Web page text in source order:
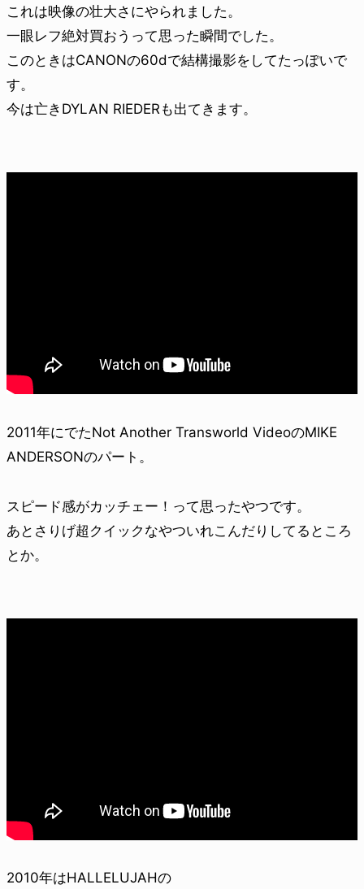
これは映像の壮大さにやられました。
一眼レフ絶対買おうって思った瞬間でした。
このときはCANONの60dで結構撮影をしてたっぽいで
す。
今は亡きDYLAN RIEDERも出てきます。
2011年にでたNot Another Transworld VideoのMIKE
ANDERSONのパート。
スピード感がカッチェー！って思ったやつです。
あとさりげ超クイックなやついれこんだりしてるところ
とか。
2010年はHALLELUJAHの